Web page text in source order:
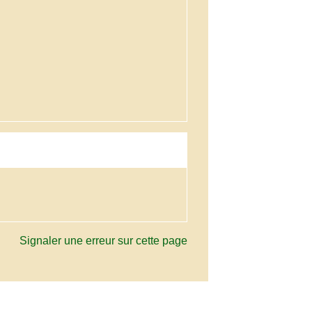
Signaler une erreur sur cette page